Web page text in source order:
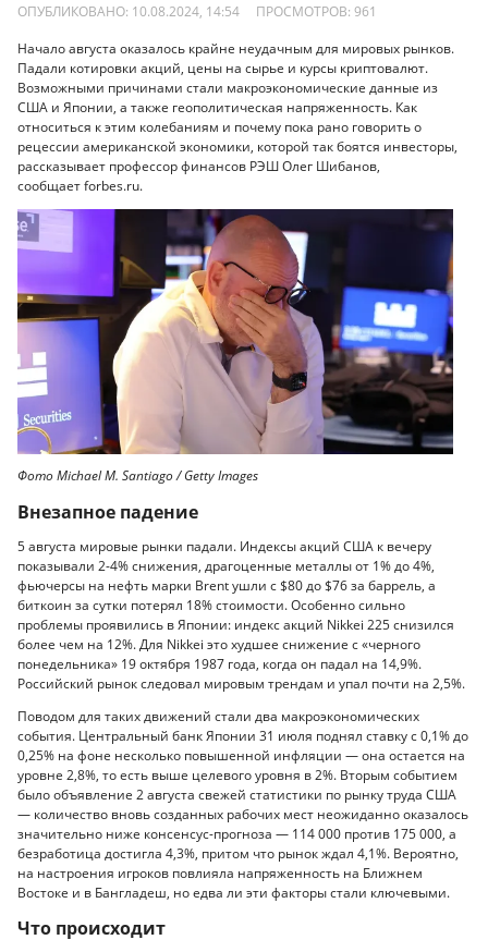
ОПУБЛИКОВАНО: 10.08.2024, 14:54 ПРОСМОТРОВ: 961
Начало августа оказалось крайне неудачным для мировых рынков.
Падали котировки акций, цены на сырье и курсы криптовалют.
Возможными причинами стали макроэкономические данные из
США и Японии, а также геополитическая напряженность. Как
относиться к этим колебаниям и почему пока рано говорить о
рецессии американской экономики, которой так боятся инвесторы,
рассказывает профессор финансов РЭШ Олег Шибанов,
сообщает forbes.ru.
Фото Michael M. Santiago / Getty Images
Внезапное падение
5 августа мировые рынки падали. Индексы акций США к вечеру
показывали 2-4% снижения, драгоценные металлы от 1% до 4%,
фьючерсы на нефть марки Brent ушли с $80 до $76 за баррель, а
биткоин за сутки потерял 18% стоимости. Особенно сильно
проблемы проявились в Японии: индекс акций Nikkei 225 снизился
более чем на 12%. Для Nikkei это худшее снижение с «черного
понедельника» 19 октября 1987 года, когда он падал на 14,9%.
Российский рынок следовал мировым трендам и упал почти на 2,5%.
Поводом для таких движений стали два макроэкономических
события. Центральный банк Японии 31 июля поднял ставку с 0,1% до
0,25% на фоне несколько повышенной инфляции — она остается на
уровне 2,8%, то есть выше целевого уровня в 2%. Вторым событием
было объявление 2 августа свежей статистики по рынку труда США
— количество вновь созданных рабочих мест неожиданно оказалось
значительно ниже консенсус-прогноза — 114 000 против 175 000, а
безработица достигла 4,3%, притом что рынок ждал 4,1%. Вероятно,
на настроения игроков повлияла напряженность на Ближнем
Востоке и в Бангладеш, но едва ли эти факторы стали ключевыми.
Что происходит